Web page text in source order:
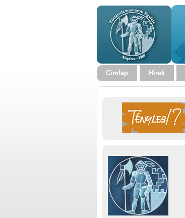
Címlap Hírek